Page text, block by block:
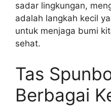
sadar lingkungan,
adalah langkah kecil
untuk menjaga bumi
sehat.
Tas
Berbagai